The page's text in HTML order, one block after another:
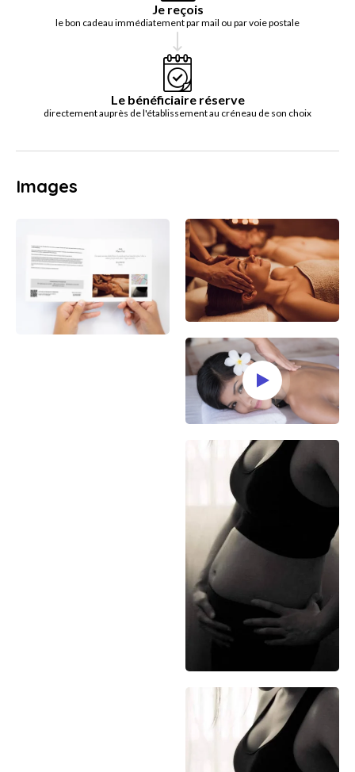
Je reçois
le bon cadeau immédiatement par mail ou par voie postale
Le bénéficiaire réserve
directement auprès de l'établissement au créneau de son choix
Images